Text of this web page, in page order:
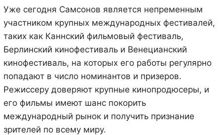
Уже сегодня Самсонов является непременным
участником крупных международных фестивалей,
таких как Каннский фильмовый фестиваль,
Берлинский кинофестиваль и Венецианский
кинофестиваль, на которых его работы регулярно
попадают в число номинантов и призеров.
Режиссеру доверяют крупные кинопродюсеры, и
его фильмы имеют шанс покорить
международный рынок и получить признание
зрителей по всему миру.